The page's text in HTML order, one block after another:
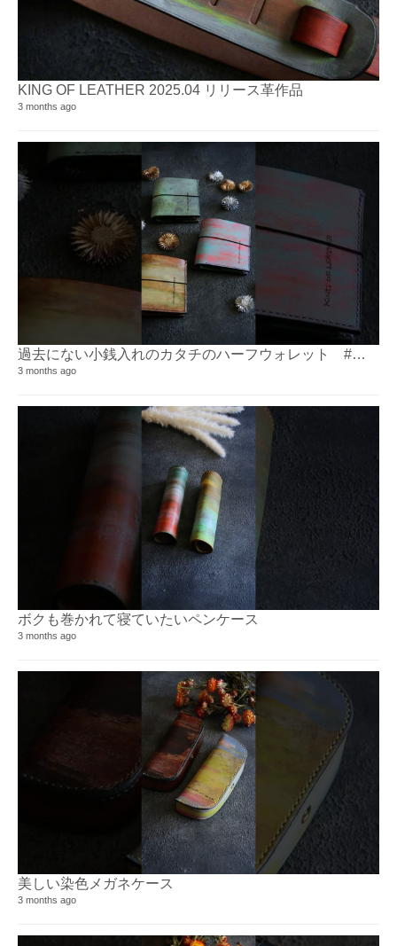
KING OF LEATHER 2025.04 リリース革作品
3 months ago
過去にない小銭入れのカタチのハーフウォレット ⁡⁡#革財布
3 months ago
ボクも巻かれて寝ていたいペンケース
3 months ago
美しい染色メガネケース
3 months ago